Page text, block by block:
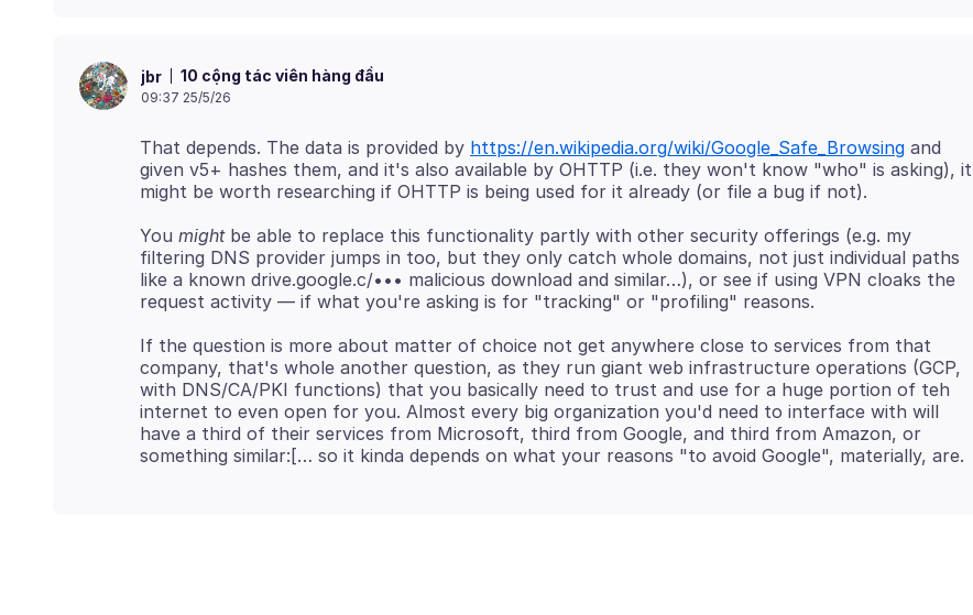
jbr 10 cộng tác viên hàng đầu
09:37 25/5/26
That depends. The data is provided by https://en.wikipedia.org/wiki/Google_Safe_Browsing and
given v5+ hashes them, and it's also available by OHTTP (i.e. they won't know "who" is asking), it
You mightbe able to replace this functionality partly with other security offerings (e.g. my
filtering DNS provider jumps in too, but they only catch whole domains, not just individual paths
like a known drive.google.c/••• malicious download and similar…), or see if using VPN cloaks the
If the question is more about matter of choice not get anywhere close to services from that
company, that's whole another question, as they run giant web infrastructure operations (GCP,
with DNS/CA/PKI functions) that you basically need to trust and use for a huge portion of teh
internet to even open for you. Almost every big organization you'd need to interface with will
have a third of their services from Microsoft, third from Google, and third from Amazon, or